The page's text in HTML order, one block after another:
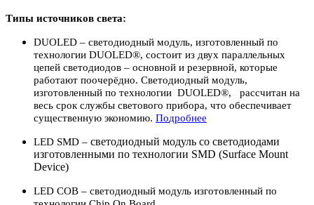
Типы источников света:
DUOLED – светодиодный модуль, изготовленный по
технологии DUOLED®, состоит из двух параллельных
цепей светодиодов – основной и резервной, которые
работают поочерёдно. Светодиодный модуль,
изготовленный по технологии DUOLED®, рассчитан на
весь срок службы светового прибора, что обеспечивает
существенную экономию. Подробнее
LED SMD – светодиодный модуль со светодиодами
изготовленными по технологии SMD (Surface Mount
Device)
LED COB – светодиодный модуль изготовленный по